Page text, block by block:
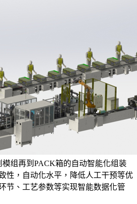
模组再到PACK箱的自动智能化组装
性，自动化水平，降低人工干预等优
节、工艺参数等实现智能数据化管